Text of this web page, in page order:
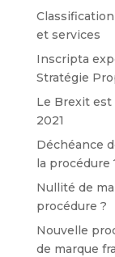
et services
Inscripta
Stratégie
Le Brexit est
2021
Déchéance
la procédure
Nullité de
procédure ?
Nouvelle
de marque